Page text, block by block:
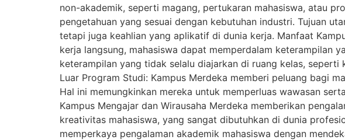
non-akademik, seperti magang, pertukaran mahasiswa, atau
pengetahuan yang sesuai dengan kebutuhan industri. Tujuan
tetapi juga keahlian yang aplikatif di dunia kerja. Manfaat
kerja langsung, mahasiswa dapat memperdalam keterampilan
keterampilan yang tidak selalu diajarkan di ruang kelas,
Luar Program Studi: Kampus Merdeka memberi peluang bagi
Hal ini memungkinkan mereka untuk memperluas wawasan
Kampus Mengajar dan Wirausaha Merdeka memberikan
kreativitas mahasiswa, yang sangat dibutuhkan di dunia
memperkaya pengalaman akademik mahasiswa dengan